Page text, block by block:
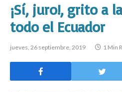
¡Sí, juro!, grito a
todo el Ecuador
jueves, 26 septiembre, 2019 1 Min